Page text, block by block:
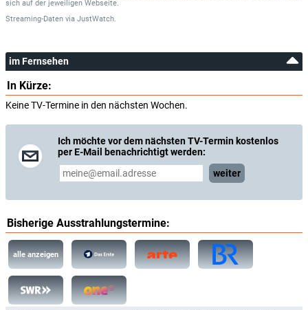
sich auf der jeweiligen Webseite.
Streaming-Daten via JustWatch.
im Fernsehen
In Kürze:
Keine TV-Termine in den nächsten Wochen.
Ich möchte vor dem nächsten TV-Termin kostenlos
per E-Mail benachrichtigt werden:
weiter
Bisherige Ausstrahlungstermine:
alle anzeigen